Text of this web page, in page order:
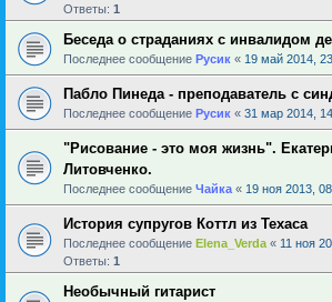
Ответы: 1
Беседа о страданиях с инвалидом
Последнее сообщение Русик « 19 май 2014,
Пабло Пинеда - преподаватель с
Последнее сообщение Русик « 31 мар 2014,
"Рисование - это моя жизнь".
Литовченко.
Последнее сообщение Чайка « 19 ноя 2013,
История супругов Коттл из Техаса
Последнее сообщение Elena_Verda « 11 ноя
Ответы: 1
Необычный гитарист